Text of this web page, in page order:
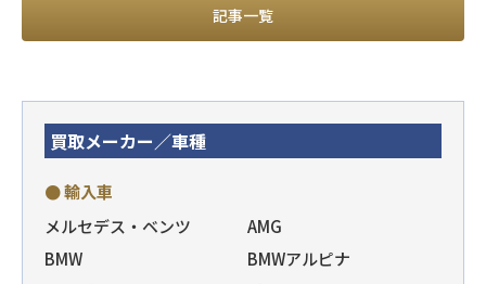
記事一覧
買取メーカー／車種
● 輸入車
メルセデス・ベンツ
AMG
BMW
BMWアルピナ